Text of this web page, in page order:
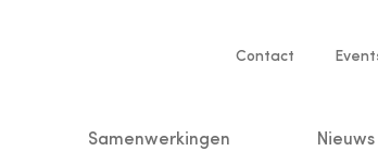
Service
Contact
Samenwerkingen Nieuws